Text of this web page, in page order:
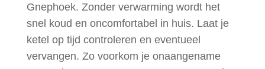
Gnephoek. Zonder verwarming wordt het
snel koud en oncomfortabel in huis. Laat je
ketel op tijd controleren en eventueel
vervangen. Zo voorkom je onaangename